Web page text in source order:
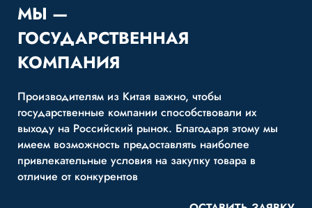
МЫ —
ГОСУДАРСТВЕННАЯ
КОМПАНИЯ
Производителям из Китая важно, чтобы
государственные компании способствовали их
выходу на Российский рынок. Благодаря этому мы
имеем возможность предоставлять наиболее
привлекательные условия на закупку товара в
отличие от конкурентов